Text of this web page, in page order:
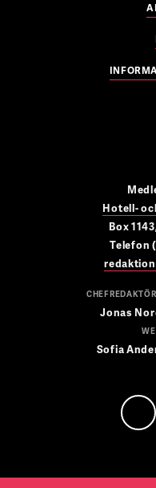
Hotell-
Box
Telefon
Jonas
Sofia